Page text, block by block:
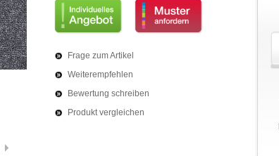
Frage zum Artikel
Weiterempfehlen
Bewertung schreiben
Produkt vergleichen